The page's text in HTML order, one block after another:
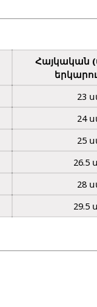
Հայկական
23
24
25
26.5
28
29.5